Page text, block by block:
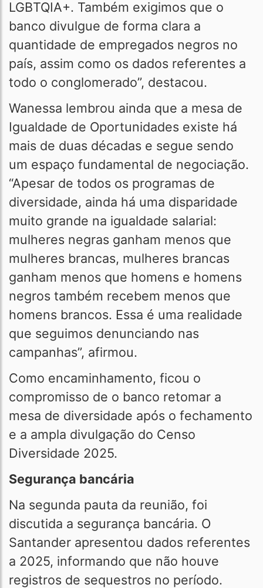
LGBTQIA+. Também exigimos que o
banco divulgue de forma clara a
quantidade de empregados negros no
país, assim como os dados referentes a
todo o conglomerado”, destacou.
Wanessa lembrou ainda que a mesa de
Igualdade de Oportunidades existe há
mais de duas décadas e segue sendo
um espaço fundamental de negociação.
“Apesar de todos os programas de
diversidade, ainda há uma disparidade
muito grande na igualdade salarial:
mulheres negras ganham menos que
mulheres brancas, mulheres brancas
ganham menos que homens e homens
negros também recebem menos que
homens brancos. Essa é uma realidade
que seguimos denunciando nas
campanhas”, afirmou.
Como encaminhamento, ficou o
compromisso de o banco retomar a
mesa de diversidade após o fechamento
e a ampla divulgação do Censo
Diversidade 2025.
Segurança bancária
Na segunda pauta da reunião, foi
discutida a segurança bancária. O
Santander apresentou dados referentes
a 2025, informando que não houve
registros de sequestros no período.